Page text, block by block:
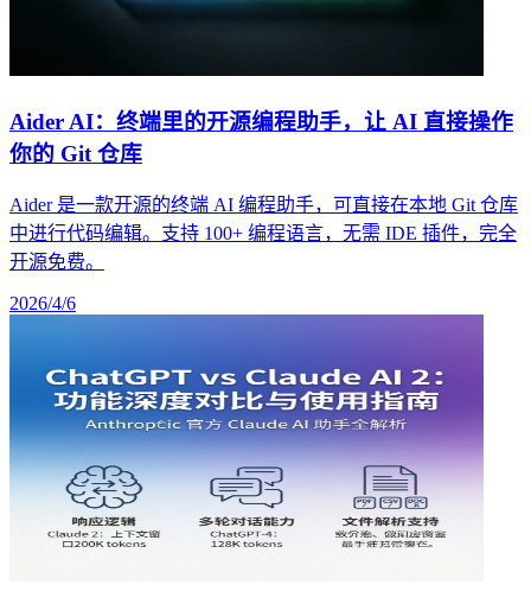
Aider AI：终端里的开源编程助手，让 AI 直接操作
你的 Git 仓库
Aider 是一款开源的终端 AI 编程助手，可直接在本地 Git 仓库
中进行代码编辑。支持 100+ 编程语言，无需 IDE 插件，完全
开源免费。
2026/4/6